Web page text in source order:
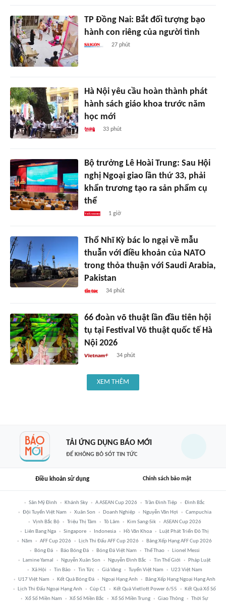
TP Đồng Nai: Bắt đối tượng bạo
hành con riêng của người tình
27 phút
Hà Nội yêu cầu hoàn thành phát
hành sách giáo khoa trước năm
học mới
33 phút
Bộ trưởng Lê Hoài Trung: Sau Hội
nghị Ngoại giao lần thứ 33, phải
khẩn trương tạo ra sản phẩm cụ
thể
1 giờ
Thổ Nhĩ Kỳ bác lo ngại về mẫu
thuẫn với điều khoản của NATO
trong thỏa thuận với Saudi Arabia,
Pakistan
34 phút
66 đoàn võ thuật lần đầu tiên hội
tụ tại Festival Võ thuật quốc tế Hà
Nội 2026
34 phút
XEM THÊM
TẢI ỨNG DỤNG BÁO MỚI
ĐỂ KHÔNG BỎ SÓT TIN TỨC
Điều khoản sử dụng Chính sách bảo mật
Sân Mỹ Đình Khánh Sky A ASEAN Cup 2026 Trần Đình Tiệp
Đình Bắc
Đội Tuyển Việt Nam
Xuân Son Doanh Nghiệp Nguyễn Văn Hợi
Campuchia
Vịnh Bắc Bộ
Triệu Thị Tâm Tô Lâm Kim Sang-Sik
ASEAN Cup 2026
Liên Bang Nga
Singapore Indonesia Hồ Văn Khoa
Luật Phát Triển Đô Thị
Năm
AFF Cup 2026 Lịch Thi Đấu AFF Cup 2026
Bảng Xếp Hạng AFF Cup 2026
Bóng Đá
Báo Bóng Đá Bóng Đá Việt Nam Thể Thao
Lionel Messi
Lamine Yamal
Nguyễn Xuân Son Nguyễn Đình Bắc Tin Thế Giới
Pháp Luật
Xã Hội
Tin Bão Tin Tức Giá Vàng Tuyển Việt Nam
U23 Việt Nam
U17 Việt Nam
Kết Quả Bóng Đá Ngoại Hạng Anh
Bảng Xếp Hạng Ngoại Hạng Anh
Lịch Thi Đấu Ngoại Hạng Anh
Cúp C1 Kết Quả Vietlott Power 6/55
Kết Quả Xổ Số
Xổ Số Miền Nam
Xổ Số Miền Bắc Xổ Số Miền Trung Giao Thông Thời Sự